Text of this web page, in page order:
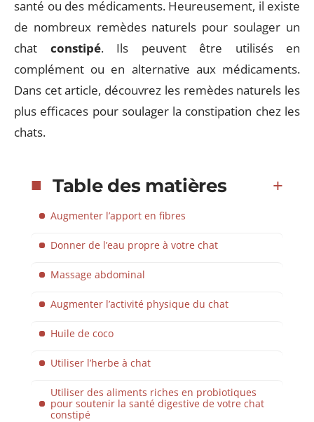
santé ou des médicaments. Heureusement, il existe
de nombreux remèdes naturels pour soulager un
chat constipé. Ils peuvent être utilisés en
complément ou en alternative aux médicaments.
Dans cet article, découvrez les remèdes naturels les
plus efficaces pour soulager la constipation chez les
chats.
Table des matières
Augmenter l’apport en fibres
Donner de l’eau propre à votre chat
Massage abdominal
Augmenter l’activité physique du chat
Huile de coco
Utiliser l’herbe à chat
Utiliser des aliments riches en probiotiques
pour soutenir la santé digestive de votre chat
constipé